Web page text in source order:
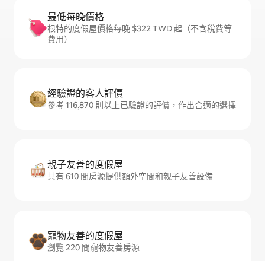
最低每晚價格
根特的度假屋價格每晚 $322 TWD 起（不含稅費等
費用）
經驗證的客人評價
參考 116,870 則以上已驗證的評價，作出合適的選擇
親子友善的度假屋
共有 610 間房源提供額外空間和親子友善設備
寵物友善的度假屋
瀏覽 220 間寵物友善房源